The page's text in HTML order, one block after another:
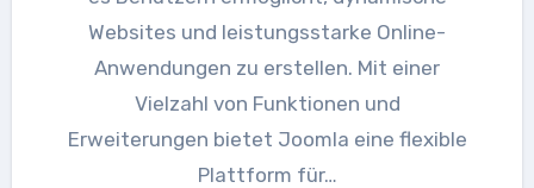
Websites und leistungsstarke Online-
Anwendungen zu erstellen. Mit einer
Vielzahl von Funktionen und
Erweiterungen bietet Joomla eine flexible
Plattform für…